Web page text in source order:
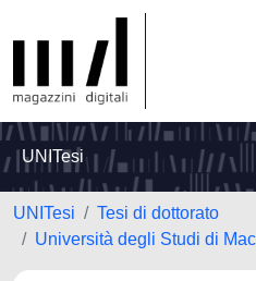
UNITesi
UNITesi
Tesi di dottorato
Università degli Studi di